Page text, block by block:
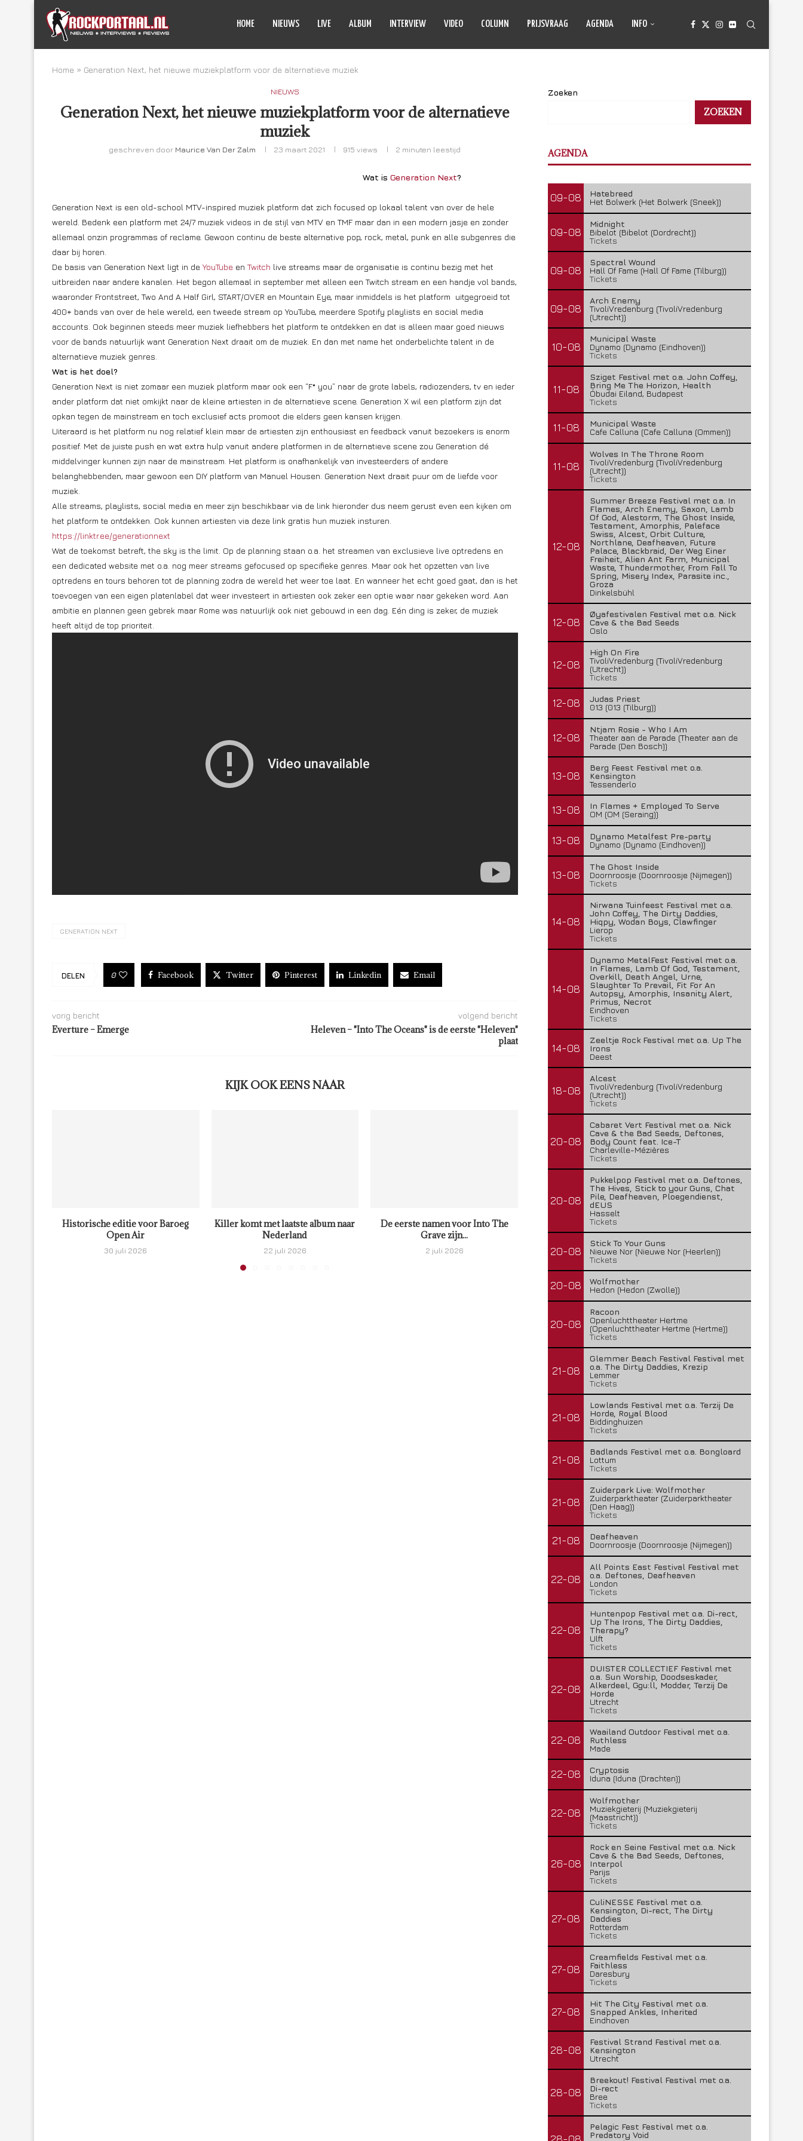
HOME NIEUWS LIVE ALBUM INTERVIEW VIDEO COLUMN PRIJSVRAAG AGENDA INFO
Home » Generation Next, het nieuwe muziekplatform voor de alternatieve muziek
NIEUWS
Generation Next, het nieuwe muziekplatform voor de alternatieve
muziek
geschreven door Maurice Van Der Zalm 23 maart 2021 915 views 2 minuten leestijd
Wat is Generation Next?
Generation Next is een old-school MTV-inspired muziek platform dat zich focused op lokaal talent van over de hele
wereld. Bedenk een platform met 24/7 muziek videos in de stijl van MTV en TMF maar dan in een modern jasje en zonder
allemaal onzin programmas of reclame. Gewoon continu de beste alternative pop, rock, metal, punk en alle subgenres die
daar bij horen.
De basis van Generation Next ligt in de YouTube enTwitch live streams maar de organisatie is continu bezig met het
uitbreiden naar andere kanalen. Het begon allemaal in september met alleen een Twitch stream en een handje vol bands,
waaronder Frontstreet, Two And A Half Girl, START/OVER en Mountain Eye, maar inmiddels is het platform uitgegroeid tot
400+ bands van over de hele wereld, een tweede stream op YouTube, meerdere Spotify playlists en social media
accounts. Ook beginnen steeds meer muziek liefhebbers het platform te ontdekken en dat is alleen maar goed nieuws
voor de bands natuurlijk want Generation Next draait om de muziek. En dan met name het onderbelichte talent in de
alternatieve muziek genres.
Wat is het doel?
Generation Next is niet zomaar een muziek platform maar ook een “F* you” naar de grote labels, radiozenders, tv en ieder
ander platform dat niet omkijkt naar de kleine artiesten in de alternatieve scene. Generation X wil een platform zijn dat
opkan tegen de mainstream en toch exclusief acts promoot die elders geen kansen krijgen.
Uiteraard is het platform nu nog relatief klein maar de artiesten zijn enthousiast en feedback vanuit bezoekers is enorm
positief. Met de juiste push en wat extra hulp vanuit andere platformen in de alternatieve scene zou Generation dé
middelvinger kunnen zijn naar de mainstream. Het platform is onafhankelijk van investeerders of andere
belanghebbenden, maar gewoon een DIY platform van Manuel Housen. Generation Next draait puur om de liefde voor
muziek.
Alle streams, playlists, social media en meer zijn beschikbaar via de link hieronder dus neem gerust even een kijken om
het platform te ontdekken. Ook kunnen artiesten via deze link gratis hun muziek insturen.
https://linktr.ee/generationnext
Wat de toekomst betreft, the sky is the limit. Op de planning staan o.a. het streamen van exclusieve live optredens en
een dedicated website met o.a. nog meer streams gefocused op specifieke genres. Maar ook het opzetten van live
optredens en tours behoren tot de planning zodra de wereld het weer toe laat. En wanneer het echt goed gaat, dan is het
toevoegen van een eigen platenlabel dat weer investeert in artiesten ook zeker een optie waar naar gekeken word. Aan
ambitie en plannen geen gebrek maar Rome was natuurlijk ook niet gebouwd in een dag. Eén ding is zeker, de muziek
heeft altijd de top prioriteit.
GENERATION NEXT
DELEN 0 Facebook Twitter Pinterest Linkedin Email
vorig bericht
Everture – Emerge
volgend bericht
Heleven – "Into The Oceans" is de eerste "Heleven"
plaat
KIJK OOK EENS NAAR
Historische editie voor Baroeg
Open Air
30 juli 2026
Killer komt met laatste album naar
Nederland
22 juli 2026
De eerste namen voor Into The
Grave zijn...
2 juli 2026
FleXanT – Bloody Photographer
19 juni 2026
Zoeken
ZOEKEN
AGENDA
09-08
Hatebreed
Het Bolwerk (Het Bolwerk (Sneek))
09-08
Midnight
Bibelot (Bibelot (Dordrecht))
Tickets
09-08
Spectral Wound
Hall Of Fame (Hall Of Fame (Tilburg))
Tickets
09-08
Arch Enemy
TivoliVredenburg (TivoliVredenburg
(Utrecht))
10-08
Municipal Waste
Dynamo (Dynamo (Eindhoven))
Tickets
11-08
Sziget Festival met o.a. John Coffey,
Bring Me The Horizon, Health
Óbudai Eiland, Budapest
Tickets
11-08
Municipal Waste
Cafe Calluna (Cafe Calluna (Ommen))
11-08
Wolves In The Throne Room
TivoliVredenburg (TivoliVredenburg
(Utrecht))
Tickets
12-08
Summer Breeze Festival met o.a. In
Flames, Arch Enemy, Saxon, Lamb
Of God, Alestorm, The Ghost Inside,
Testament, Amorphis, Paleface
Swiss, Alcest, Orbit Culture,
Northlane, Deafheaven, Future
Palace, Blackbraid, Der Weg Einer
Freiheit, Alien Ant Farm, Municipal
Waste, Thundermother, From Fall To
Spring, Misery Index, Parasite inc.,
Groza
Dinkelsbühl
12-08
Øyafestivalen Festival met o.a. Nick
Cave & the Bad Seeds
Oslo
12-08
High On Fire
TivoliVredenburg (TivoliVredenburg
(Utrecht))
Tickets
12-08
Judas Priest
013 (013 (Tilburg))
12-08
Ntjam Rosie - Who I Am
Theater aan de Parade (Theater aan de
Parade (Den Bosch))
13-08
Berg Feest Festival met o.a.
Kensington
Tessenderlo
13-08
In Flames + Employed To Serve
OM (OM (Seraing))
13-08
Dynamo Metalfest Pre-party
Dynamo (Dynamo (Eindhoven))
13-08
The Ghost Inside
Doornroosje (Doornroosje (Nijmegen))
Tickets
14-08
Nirwana Tuinfeest Festival met o.a.
John Coffey, The Dirty Daddies,
Hiqpy, Wodan Boys, Clawfinger
Lierop
Tickets
14-08
Dynamo MetalFest Festival met o.a.
In Flames, Lamb Of God, Testament,
Overkill, Death Angel, Urne,
Slaughter To Prevail, Fit For An
Autopsy, Amorphis, Insanity Alert,
Primus, Necrot
Eindhoven
Tickets
14-08
Zeeltje Rock Festival met o.a. Up The
Irons
Deest
18-08
Alcest
TivoliVredenburg (TivoliVredenburg
(Utrecht))
Tickets
20-08
Cabaret Vert Festival met o.a. Nick
Cave & the Bad Seeds, Deftones,
Body Count feat. Ice-T
Charleville-Mézières
Tickets
20-08
Pukkelpop Festival met o.a. Deftones,
The Hives, Stick to your Guns, Chat
Pile, Deafheaven, Ploegendienst,
dEUS
Hasselt
Tickets
20-08
Stick To Your Guns
Nieuwe Nor (Nieuwe Nor (Heerlen))
Tickets
20-08
Wolfmother
Hedon (Hedon (Zwolle))
20-08
Racoon
Openluchttheater Hertme
(Openluchttheater Hertme (Hertme))
Tickets
21-08
Glemmer Beach Festival Festival met
o.a. The Dirty Daddies, Krezip
Lemmer
Tickets
21-08
Lowlands Festival met o.a. Terzij De
Horde, Royal Blood
Biddinghuizen
Tickets
21-08
Badlands Festival met o.a. Bongloard
Lottum
Tickets
21-08
Zuiderpark Live: Wolfmother
Zuiderparktheater (Zuiderparktheater
(Den Haag))
Tickets
21-08
Deafheaven
Doornroosje (Doornroosje (Nijmegen))
22-08
All Points East Festival Festival met
o.a. Deftones, Deafheaven
London
Tickets
22-08
Huntenpop Festival met o.a. Di-rect,
Up The Irons, The Dirty Daddies,
Therapy?
Ulft
Tickets
22-08
DUISTER COLLECTIEF Festival met
o.a. Sun Worship, Doodseskader,
Alkerdeel, Ggu:ll, Modder, Terzij De
Horde
Utrecht
Tickets
22-08
Waailand Outdoor Festival met o.a.
Ruthless
Made
22-08
Cryptosis
Iduna (Iduna (Drachten))
22-08
Wolfmother
Muziekgieterij (Muziekgieterij
(Maastricht))
Tickets
26-08
Rock en Seine Festival met o.a. Nick
Cave & the Bad Seeds, Deftones,
Interpol
Parijs
Tickets
27-08
CuliNESSE Festival met o.a.
Kensington, Di-rect, The Dirty
Daddies
Rotterdam
Tickets
27-08
Creamfields Festival met o.a.
Faithless
Daresbury
Tickets
27-08
Hit The City Festival met o.a.
Snapped Ankles, Inherited
Eindhoven
28-08
Festival Strand Festival met o.a.
Kensington
Utrecht
28-08
Breekout! Festival Festival met o.a.
Di-rect
Bree
Tickets
Pelagic Fest Festival met o.a.
Predatory Void